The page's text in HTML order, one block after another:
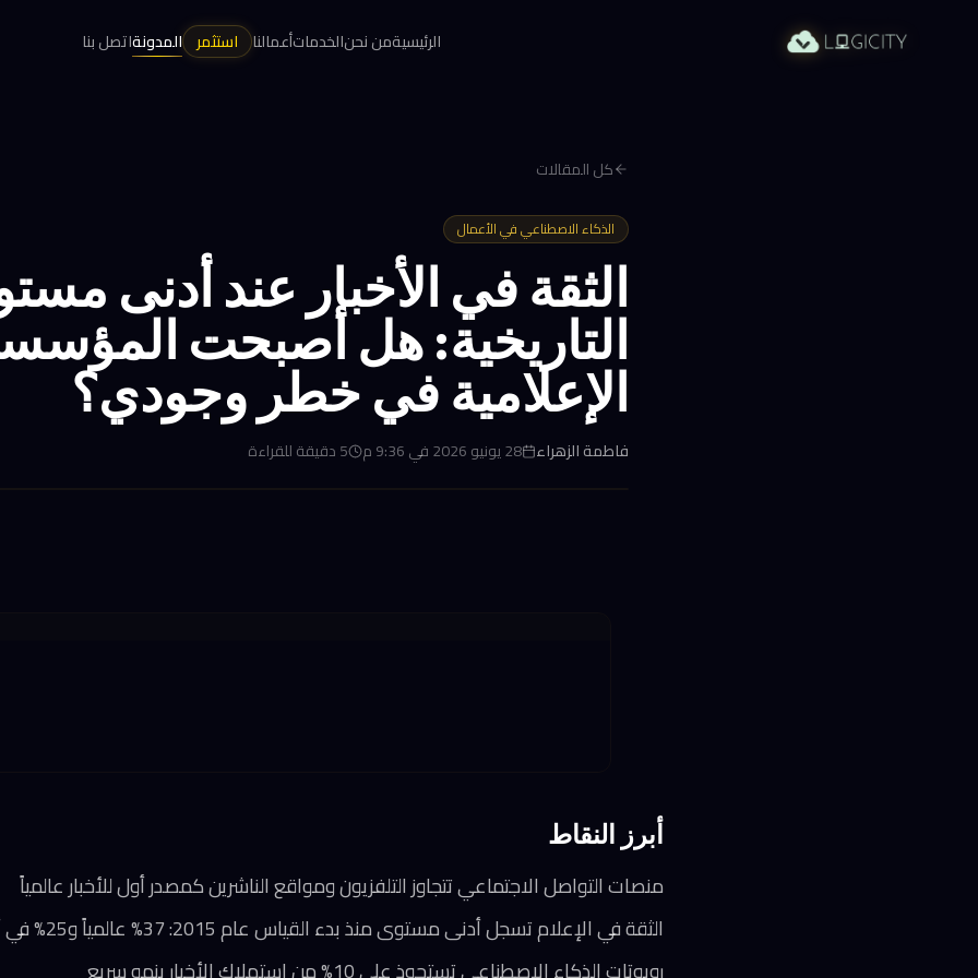
الرئيسيةمن نحنالخدماتأعمالنا استثمر المدونةاتصل بنا
كل المقالات
الذكاء الاصطناعي في الأعمال
الثقة في الأخبار عند أدنى
التاريخية: هل أصبحت
الإعلامية في خطر وجودي؟
فاطمة الزهراء 28 يونيو 2026 في 9:36 م 5دقيقة للقراءة
أبرز النقاط
منصات التواصل الاجتماعي تتجاوز التلفزيون ومواقع الناشرين كمصدر أول للأخبار عالمياً
الثقة في الإعلام تسجل أدنى مستوى منذ بدء القياس عام 2015: 37% عالمياً و25% في أمريكا